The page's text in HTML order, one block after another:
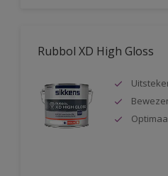
Rubbol XD High Gloss